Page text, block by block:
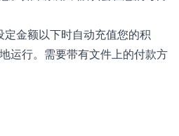
金额以下时自动充值您的积
运行。需要带有文件上的付款方